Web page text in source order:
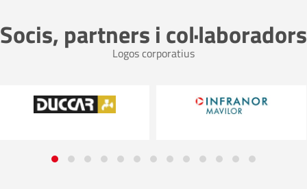
Socis, partners i col·laboradors
Logos corporatius